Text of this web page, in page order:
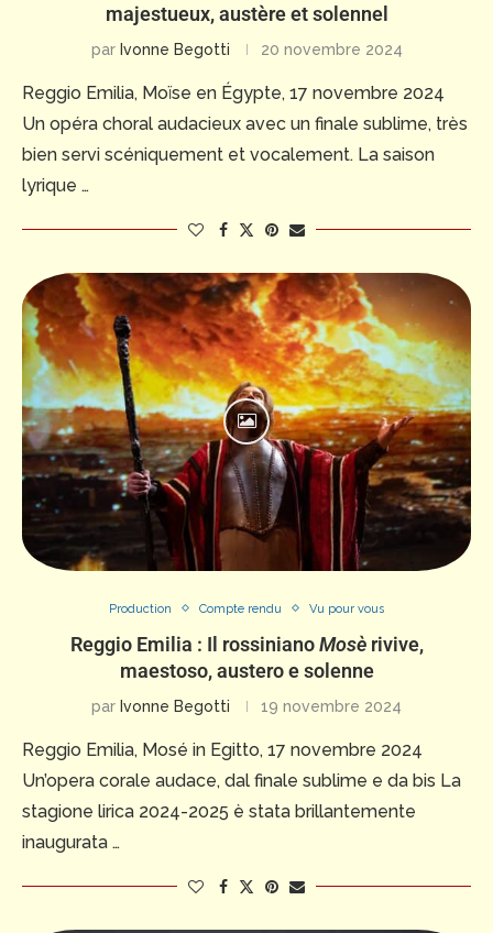
majestueux, austère et solennel
par Ivonne Begotti 20 novembre 2024
Reggio Emilia, Moïse en Égypte, 17 novembre 2024
Un opéra choral audacieux avec un finale sublime, très
bien servi scéniquement et vocalement. La saison
lyrique …
Production Compte rendu Vu pour vous
Reggio Emilia : Il rossinianoMosèrivive,
maestoso, austero e solenne
par Ivonne Begotti 19 novembre 2024
Reggio Emilia, Mosé in Egitto, 17 novembre 2024
Un’opera corale audace, dal finale sublime e da bis La
stagione lirica 2024-2025 è stata brillantemente
inaugurata …